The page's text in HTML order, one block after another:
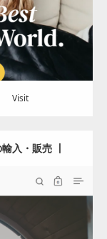
Visit
入・販売 丨